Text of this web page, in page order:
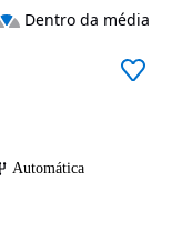
Automática
Dentro da média